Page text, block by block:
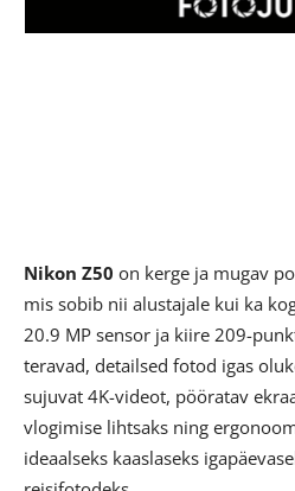
Nikon Z50 on kerge ja mugav
mis sobib nii alustajale kui ka
20.9 MP sensor ja kiire 209-
teravad, detailsed fotod igas
sujuvat 4K-videot, pööratav
vlogimise lihtsaks ning
ideaalseks kaaslaseks